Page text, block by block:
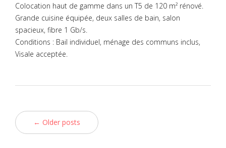
Colocation haut de gamme dans un T5 de 120 m² rénové.
Grande cuisine équipée, deux salles de bain, salon
spacieux, fibre 1 Gb/s.
Conditions : Bail individuel, ménage des communs inclus,
Visale acceptée.
← Older posts